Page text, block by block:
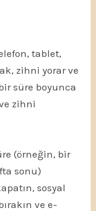
tablet,
zihni yorar ve
süre boyunca
zihni
(örneğin, bir
sonu)
sosyal
ve e-